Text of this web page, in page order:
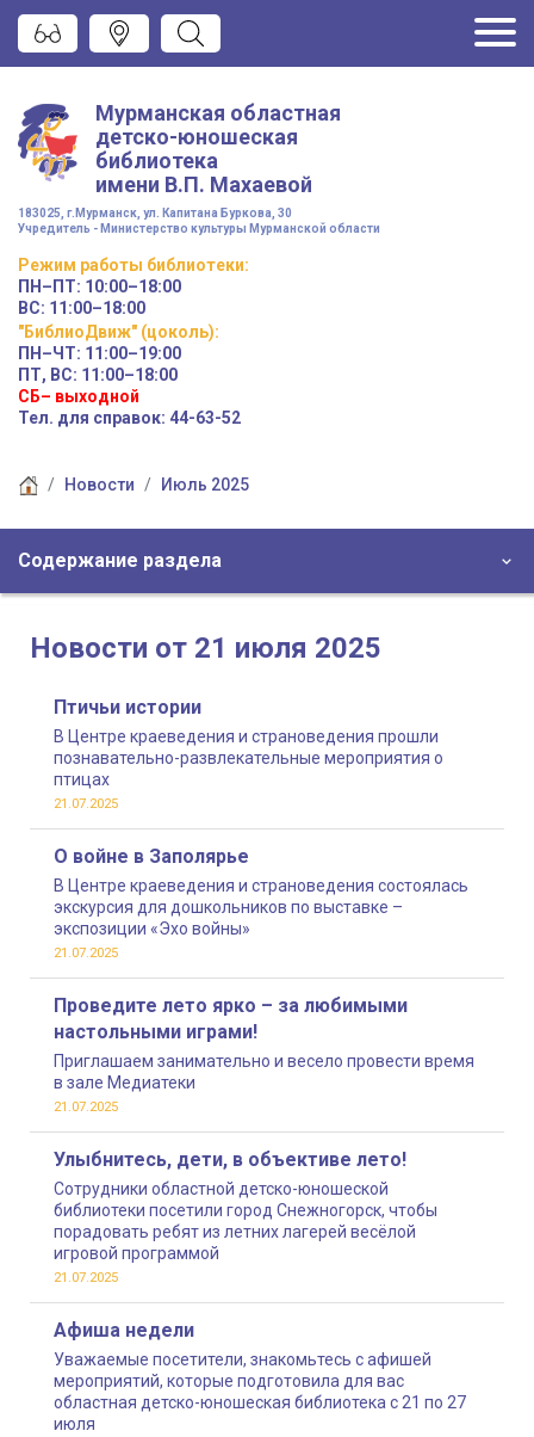
Мурманская областная
детско-юношеская
библиотека
имени В.П. Махаевой
183025, г.Мурманск, ул. Капитана Буркова, 30
Учредитель - Министерство культуры Мурманской области
Режим работы библиотеки:
ПН–ПТ: 10:00–18:00
ВС: 11:00–18:00
"БиблиоДвиж" (цоколь):
ПН–ЧТ: 11:00–19:00
ПТ, ВС: 11:00–18:00
СБ– выходной
Тел. для справок: 44-63-52
Новости Июль 2025
Содержание раздела
Новости от 21 июля 2025
Птичьи истории
В Центре краеведения и страноведения прошли
познавательно-развлекательные мероприятия о
птицах
21.07.2025
О войне в Заполярье
В Центре краеведения и страноведения состоялась
экскурсия для дошкольников по выставке –
экспозиции «Эхо войны»
21.07.2025
Проведите лето ярко – за любимыми
настольными играми!
Приглашаем занимательно и весело провести время
в зале Медиатеки
21.07.2025
Улыбнитесь, дети, в объективе лето!
Сотрудники областной детско-юношеской
библиотеки посетили город Снежногорск, чтобы
порадовать ребят из летних лагерей весёлой
игровой программой
21.07.2025
Афиша недели
Уважаемые посетители, знакомьтесь с афишей
мероприятий, которые подготовила для вас
областная детско-юношеская библиотека с 21 по 27
июля